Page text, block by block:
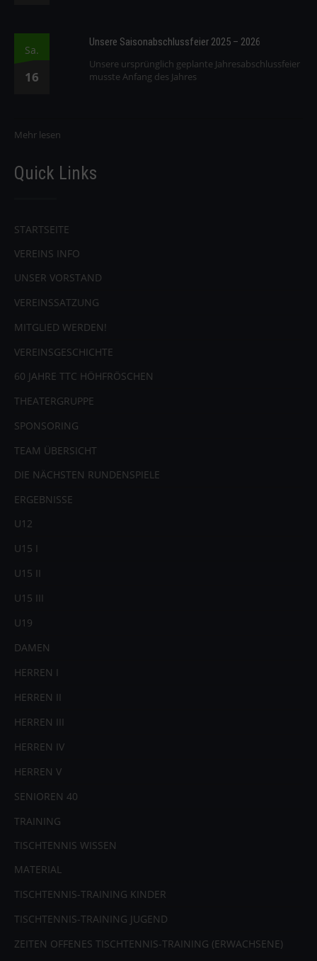
Sa.
16
Unsere Saisonabschlussfeier 2025 – 2026
Unsere ursprünglich geplante Jahresabschlussfeier
musste Anfang des Jahres
Mehr lesen
Quick Links
STARTSEITE
VEREINS INFO
UNSER VORSTAND
VEREINSSATZUNG
MITGLIED WERDEN!
VEREINSGESCHICHTE
60 JAHRE TTC HÖHFRÖSCHEN
THEATERGRUPPE
SPONSORING
TEAM ÜBERSICHT
DIE NÄCHSTEN RUNDENSPIELE
ERGEBNISSE
U12
U15 I
U15 II
U15 III
U19
DAMEN
HERREN I
HERREN II
HERREN III
HERREN IV
HERREN V
SENIOREN 40
TRAINING
TISCHTENNIS WISSEN
MATERIAL
TISCHTENNIS-TRAINING KINDER
TISCHTENNIS-TRAINING JUGEND
ZEITEN OFFENES TISCHTENNIS-TRAINING (ERWACHSENE)